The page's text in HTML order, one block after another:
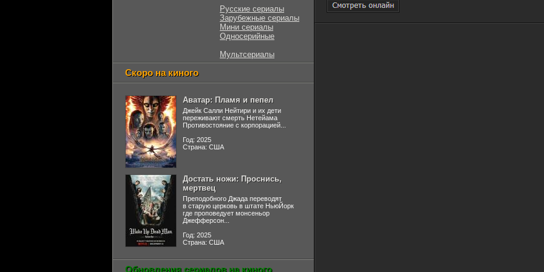
Русские сериалы
Зарубежные сериалы
Мини сериалы
Односерийные
Мультсериалы
Скоро на киного
Аватар: Пламя и пепел
Джейк Салли Нейтири и их дети
переживают смерть Нетейама
Противостояние с корпорацией...
Год: 2025
Страна: США
Достать ножи: Проснись,
мертвец
Преподобного Джада переводят
в старую церковь в штате НьюЙорк
где проповедует монсеньор
Джефферсон...
Год: 2025
Страна: США
Обновления сериалов на киного